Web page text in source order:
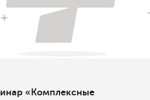
«Комплексные